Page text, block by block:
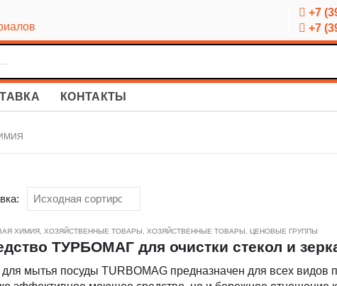
+7
+7
КОНТАКТЫ
ХИМИЯ ХОЗЯЙСТВЕННЫЕ ТОВАРЫ ХОЗЯЙСТВЕННЫЕ ТОВАРЫ ЦЕНОВЫЕ ГРУППЫ
ТУРБОМАГ для очистки стекол и
для мытья посуды TURBOMAG предназначен для всех видов